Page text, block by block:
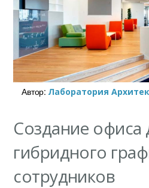
Автор: Лаборатория
Создание офиса
гибридного
сотрудников